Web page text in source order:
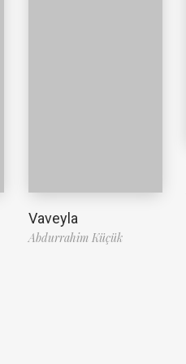
Vaveyla
Abdurrahim Küçük